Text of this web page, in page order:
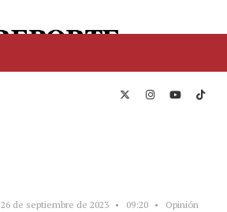
26 de septiembre de 2023 • 09:20 • Opinión